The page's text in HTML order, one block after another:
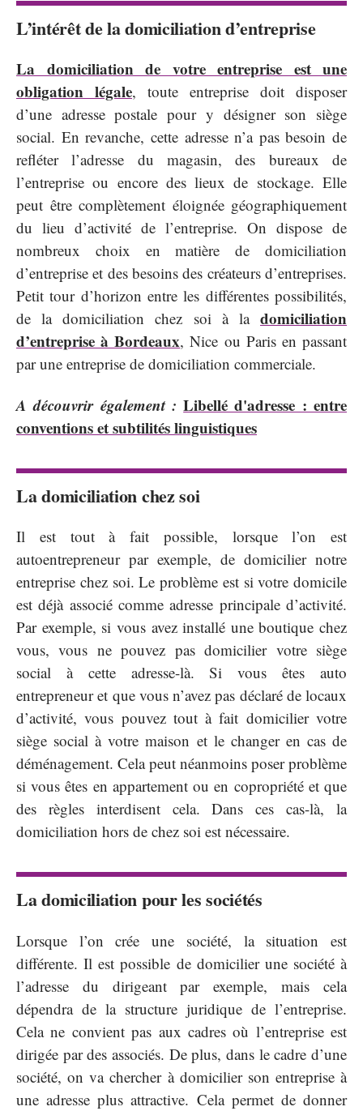
L’intérêt de la domiciliation d’entreprise
La domiciliation de votre entreprise est une
obligation légale, toute entreprise doit disposer
d’une adresse postale pour y désigner son siège
social. En revanche, cette adresse n’a pas besoin de
refléter l’adresse du magasin, des bureaux de
l’entreprise ou encore des lieux de stockage. Elle
peut être complètement éloignée géographiquement
du lieu d’activité de l’entreprise. On dispose de
nombreux choix en matière de domiciliation
d’entreprise et des besoins des créateurs d’entreprises.
Petit tour d’horizon entre les différentes possibilités,
de la domiciliation chez soi à la domiciliation
d’entreprise à Bordeaux, Nice ou Paris en passant
par une entreprise de domiciliation commerciale.
A découvrir également : Libellé d'adresse : entre
conventions et subtilités linguistiques
La domiciliation chez soi
Il est tout à fait possible, lorsque l’on est
autoentrepreneur par exemple, de domicilier notre
entreprise chez soi. Le problème est si votre domicile
est déjà associé comme adresse principale d’activité.
Par exemple, si vous avez installé une boutique chez
vous, vous ne pouvez pas domicilier votre siège
social à cette adresse-là. Si vous êtes auto
entrepreneur et que vous n’avez pas déclaré de locaux
d’activité, vous pouvez tout à fait domicilier votre
siège social à votre maison et le changer en cas de
déménagement. Cela peut néanmoins poser problème
si vous êtes en appartement ou en copropriété et que
des règles interdisent cela. Dans ces cas-là, la
domiciliation hors de chez soi est nécessaire.
La domiciliation pour les sociétés
Lorsque l’on crée une société, la situation est
différente. Il est possible de domicilier une société à
l’adresse du dirigeant par exemple, mais cela
dépendra de la structure juridique de l’entreprise.
Cela ne convient pas aux cadres où l’entreprise est
dirigée par des associés. De plus, dans le cadre d’une
société, on va chercher à domicilier son entreprise à
une adresse plus attractive. Cela permet de donner